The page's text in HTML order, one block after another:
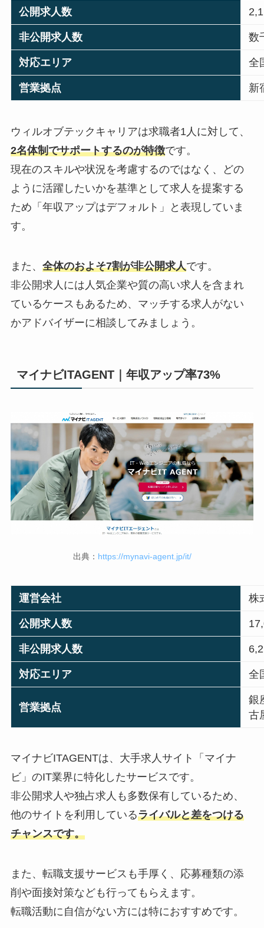
公開求人数
非公開求人数 数
対応エリア 全
営業拠点 新
ウィルオブテックキャリアは求職者1人に対して、
2名体制でサポートするのが特徴です。
現在のスキルや状況を考慮するのではなく、どの
ように活躍したいかを基準として求人を提案する
ため「年収アップはデフォルト」と表現していま
す。
また、 全体のおよそ7割が非公開求人です。
非公開求人には人気企業や質の高い求人を含まれ
ているケースもあるため、マッチする求人がない
かアドバイザーに相談してみましょう。
マイナビITAGENT｜年収アップ率73%
出典： https://mynavi-agent.jp/it/
運営会社 株
公開求人数
非公開求人数
対応エリア 全
営業拠点
銀
古
マイナビITAGENTは、大手求人サイト「マイナ
ビ」のIT業界に特化したサービスです。
非公開求人や独占求人も多数保有しているため、
他のサイトを利用しているライバルと差をつける
チャンスです。
また、転職支援サービスも手厚く、応募種類の添
削や面接対策なども行ってもらえます。
転職活動に自信がない方には特におすすめです。